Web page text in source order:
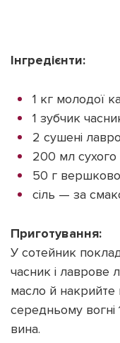
Інгредієнти:
1 кг молодої
1 зубчик
2 сушені
200 мл сухого
50 г
сіль — за
Приготування:
У сотейник
часник і лаврове
масло й
середньому
вина.